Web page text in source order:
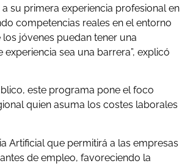
su primera experiencia profesional en
competencias reales en el entorno
jóvenes puedan tener una
sea una barrera”, explicó
este programa pone el foco
quien asuma los costes laborales
Artificial que permitirá a las empresas
de empleo, favoreciendo la